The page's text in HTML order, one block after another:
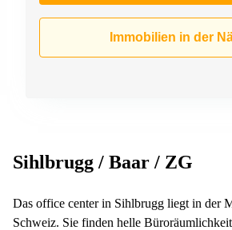
Immobilien in der
Sihlbrugg / Baar / ZG
Das office center in Sihlbrugg liegt in der
Schweiz. Sie finden helle